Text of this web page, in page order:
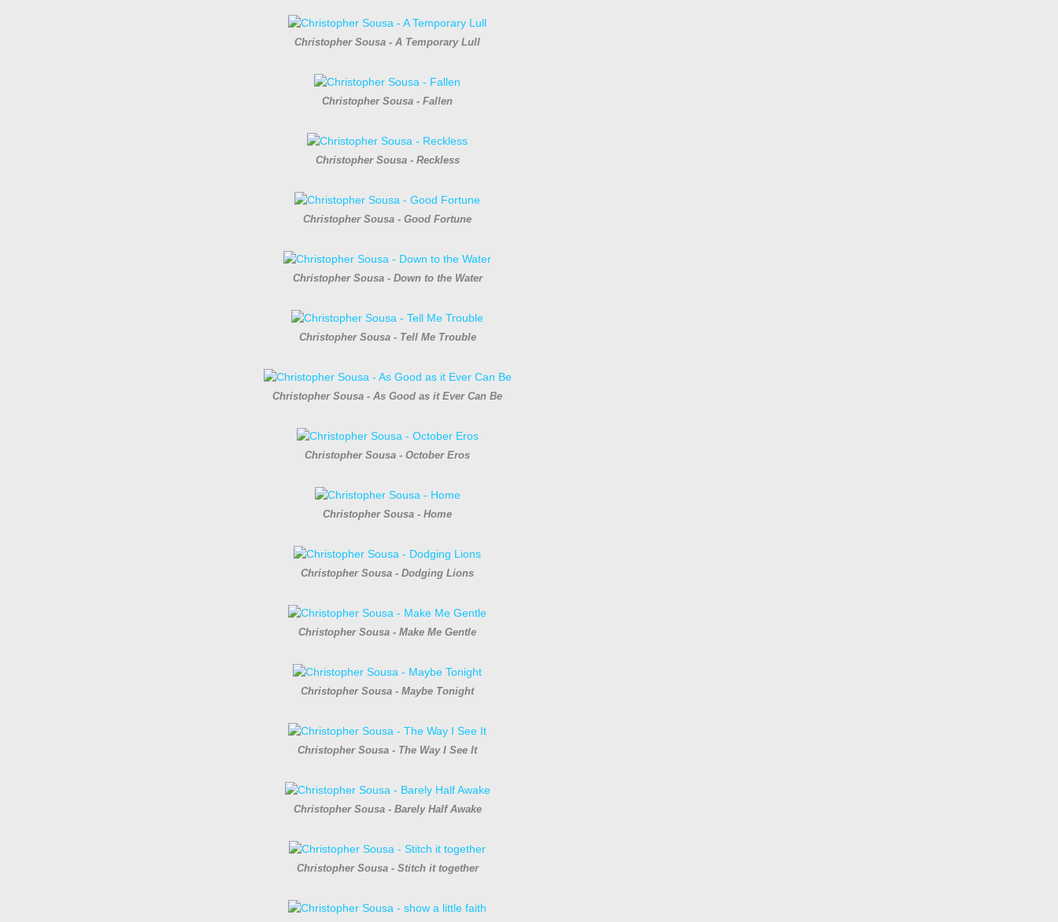
Christopher Sousa - A Temporary Lull
Christopher Sousa - Fallen
Christopher Sousa - Reckless
Christopher Sousa - Good Fortune
Christopher Sousa - Down to the Water
Christopher Sousa - Tell Me Trouble
Christopher Sousa - As Good as it Ever Can Be
Christopher Sousa - October Eros
Christopher Sousa - Home
Christopher Sousa - Dodging Lions
Christopher Sousa - Make Me Gentle
Christopher Sousa - Maybe Tonight
Christopher Sousa - The Way I See It
Christopher Sousa - Barely Half Awake
Christopher Sousa - Stitch it together